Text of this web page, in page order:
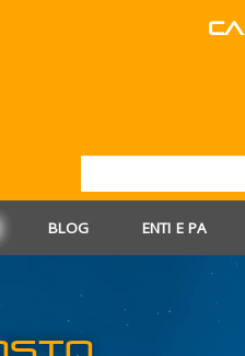
BLOG ENTI E PA